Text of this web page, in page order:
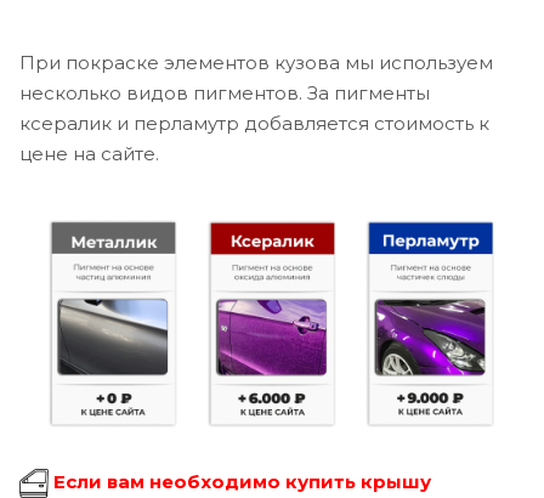
При покраске элементов кузова мы используем
несколько видов пигментов. За пигменты
ксералик и перламутр добавляется стоимость к
цене на сайте.
Если вам необходимо купить крышу